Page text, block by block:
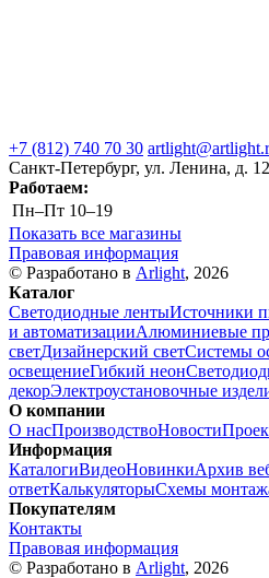
+7 (812) 740 70 30
Санкт-Петербург, ул. Ленина, д. 12
Работаем:
Пн–Пт 10–19
Показать все магазины
Правовая информация
© Разработано в Arlight, 2026
Каталог
Светодиодные лентыИсточники
и автоматизацииАлюминиевые
светДизайнерский светСистемы
освещениеГибкий неон
декорЭлектроустановочные
О компании
О насПроизводствоНовости
Информация
КаталогиВидеоНовинкиАрхив
ответКалькуляторыСхемы
Покупателям
Контакты
Правовая информация
© Разработано в Arlight, 2026